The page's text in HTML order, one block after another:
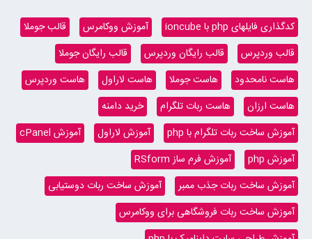
کدگذاری فایلهای php با ioncube آموزش ووکامرس
قالب جوملا
قالب وردپرس
قالب رایگان وردپرس
قالب رایگان جوملا
هاست نامحدود
هاست جوملا هاست لاراول
هاست وردپرس
هاست ارزان
هاست ربات تلگرام
خرید دامنه
آموزش ساخت ربات تلگرام با php
آموزش لاراول
آموزش cPanel
آموزش php
آموزش فرم ساز RSform
آموزش ساخت ربات جذب ممبر
آموزش ساخت ربات دوستیابی
آموزش ساخت ربات فروشگاهی برای ووکامرس